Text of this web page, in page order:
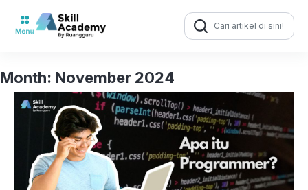
Search
for:
Month: November 2024